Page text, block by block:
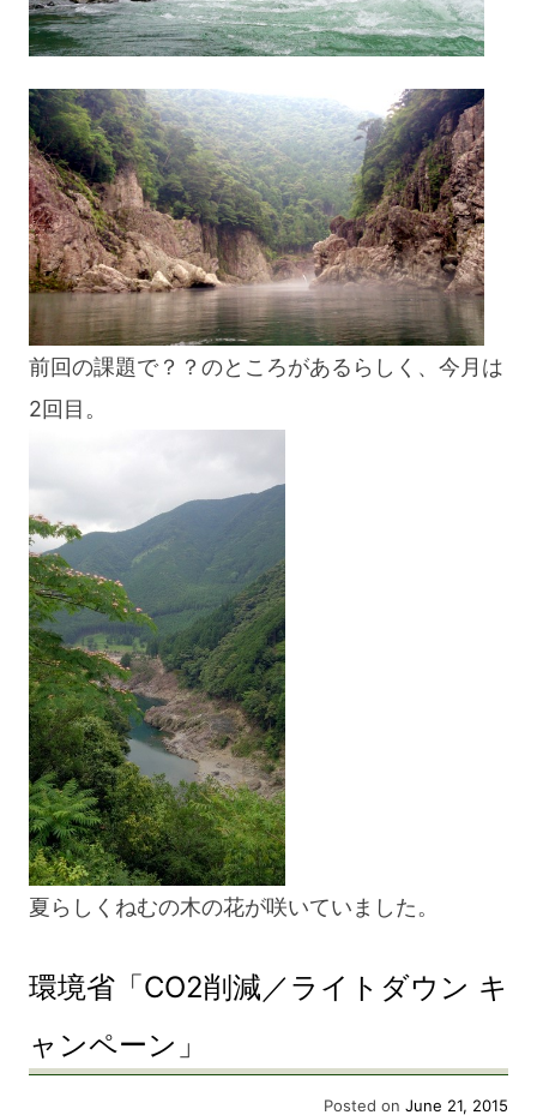
前回の課題で？？のところがあるらしく、今月は
2回目。
夏らしくねむの木の花が咲いていました。
環境省「CO2削減／ライトダウン キ
ャンペーン」
Posted on June 21, 2015